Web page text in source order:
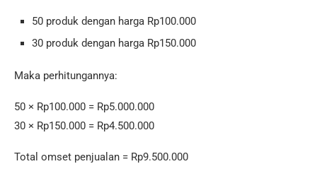
50 produk dengan harga Rp100.000
30 produk dengan harga Rp150.000
Maka perhitungannya:
50 × Rp100.000 = Rp5.000.000
30 × Rp150.000 = Rp4.500.000
Total omset penjualan = Rp9.500.000